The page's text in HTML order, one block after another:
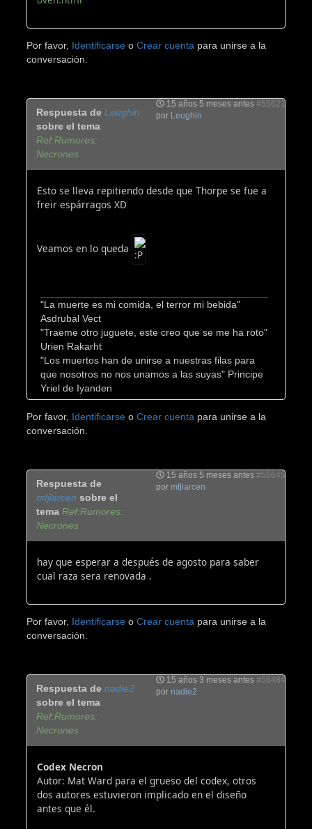
Por favor, Identificarse oCrear cuenta para unirse a la
conversación.
15 años 5 meses antes #55621
por
Leughin
Respuesta deLeughin
sobre el tema
Ref:Rumores:
Necrones
Esto se lleva repitiendo desde que Thorpe se fue a
freir espárragos XD
Veamos en lo queda
"La muerte es mi comida, el terror mi bebida"
Asdrubal Vect
"Traeme otro juguete, este creo que se me ha roto"
Urien Rakarht
"Los muertos han de unirse a nuestras filas para
que nosotros no nos unamos a las suyas" Principe
Yriel de Iyanden
Por favor, Identificarse oCrear cuenta para unirse a la
conversación.
15 años 5 meses antes #55645
por mfjlarcen
Respuesta de
mfjlarcen sobre el
temaRef:Rumores:
Necrones
hay que esperar a después de agosto para saber
cual raza sera renovada .
Por favor, Identificarse oCrear cuenta para unirse a la
conversación.
15 años 3 meses antes #56484
por nadie2
Respuesta denadie2
sobre el tema
Ref:Rumores:
Necrones
Codex Necron
Autor: Mat Ward para el grueso del codex, otros
dos autores estuvieron implicado en el diseño
antes que él.